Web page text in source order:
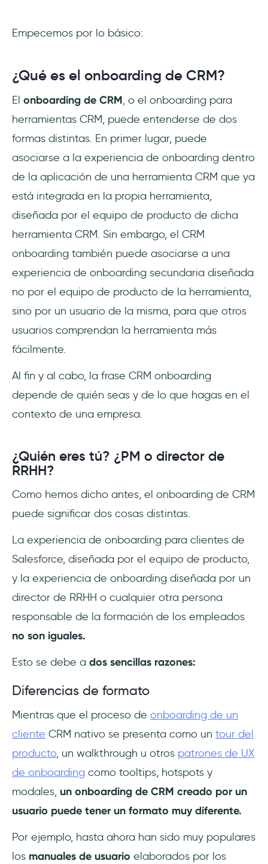
Empecemos por lo básico:
¿Qué es el onboarding de CRM?
El onboarding de CRM, o el onboarding para
herramientas CRM, puede entenderse de dos
formas distintas. En primer lugar, puede
asociarse a la experiencia de onboarding dentro
de la aplicación de una herramienta CRM que ya
está integrada en la propia herramienta,
diseñada por el equipo de producto de dicha
herramienta CRM. Sin embargo, el CRM
onboarding también puede asociarse a una
experiencia de onboarding secundaria diseñada
no por el equipo de producto de la herramienta,
sino por un usuario de la misma, para que otros
usuarios comprendan la herramienta más
fácilmente.
Al fin y al cabo, la frase CRM onboarding
depende de quién seas y de lo que hagas en el
contexto de una empresa.
¿Quién eres tú? ¿PM o director de
RRHH?
Como hemos dicho antes, el onboarding de CRM
puede significar dos cosas distintas.
La experiencia de onboarding para clientes de
Salesforce, diseñada por el equipo de producto,
y la experiencia de onboarding diseñada por un
director de RRHH o cualquier otra persona
responsable de la formación de los empleados
no son iguales.
Esto se debe a dos sencillas razones:
Diferencias de formato
Mientras que el proceso de onboarding de un
cliente CRM nativo se presenta como un tour del
producto, un walkthrough u otros patrones de UX
de onboarding como tooltips, hotspots y
modales, un onboarding de CRM creado por un
usuario puede tener un formato muy diferente.
Por ejemplo, hasta ahora han sido muy populares
los manuales de usuario elaborados por los